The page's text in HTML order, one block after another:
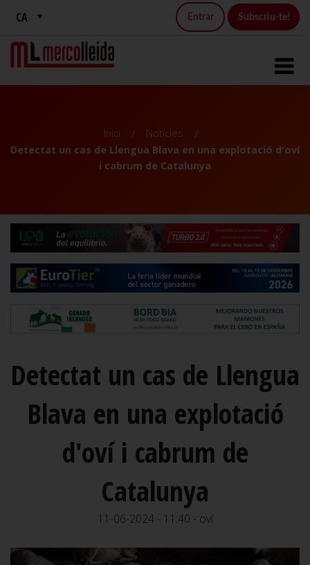
Entrar Subscriu-te!
Inici
Notícies
Detectat un cas de Llengua Blava en una explotació d'oví
i cabrum de Catalunya
Detectat un cas de Llengua
Blava en una explotació
d'oví i cabrum de
Catalunya
11-06-2024 - 11:40 - oví